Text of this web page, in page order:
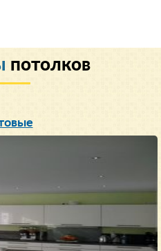
потолков